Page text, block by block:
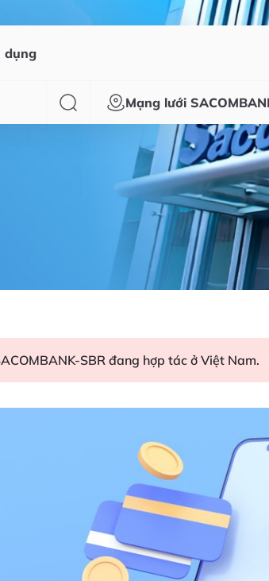
dụng
Mạng lưới
SBR đang hợp tác ở Việt Nam.